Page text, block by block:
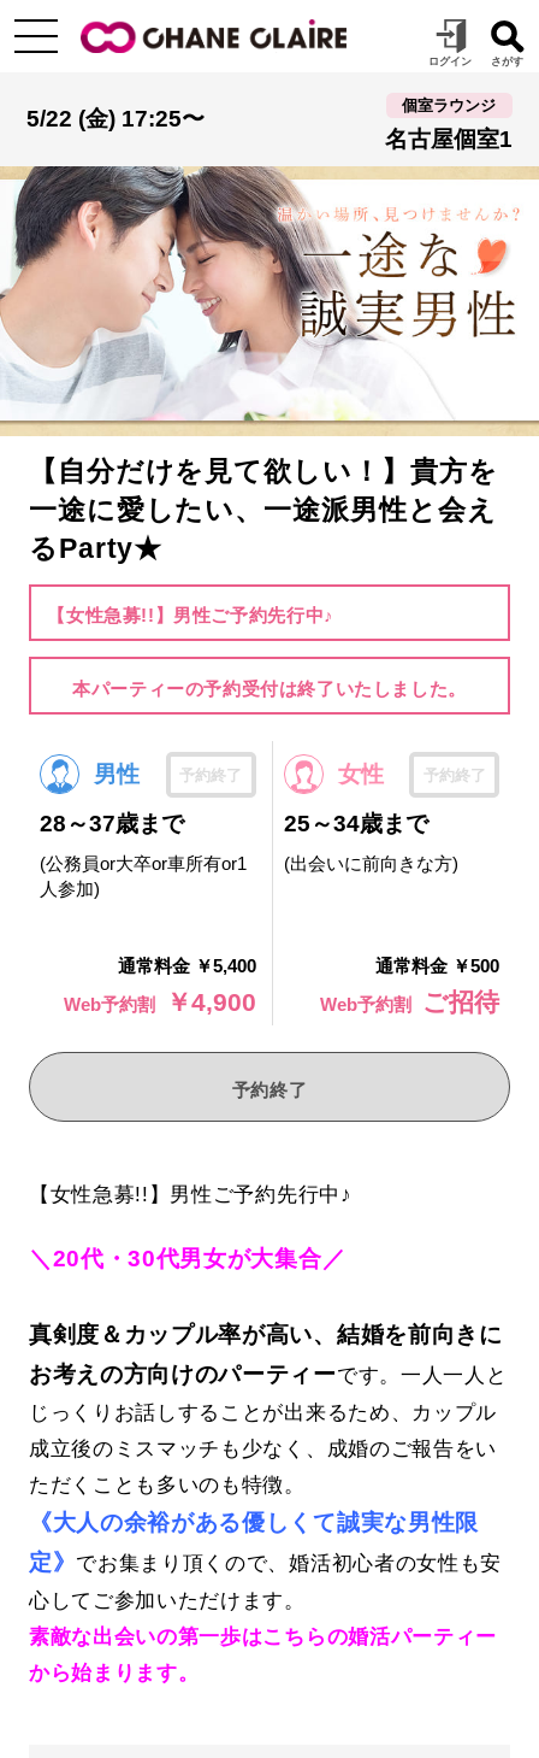
5/22 (金) 17:25〜
個室ラウンジ
名古屋個室1
【自分だけを見て欲しい！】貴方を
一途に愛したい、一途派男性と会え
るParty★
【女性急募!!】男性ご予約先行中♪
本パーティーの予約受付は終了いたしました。
男性 予約終了
28～37歳まで
(公務員or大卒or車所有or1
人参加)
通常料金 ￥5,400
Web予約割
￥4,900
女性 予約終了
25～34歳まで
(出会いに前向きな方)
通常料金 ￥500
Web予約割
ご招待
予約終了
【女性急募!!】男性ご予約先行中♪
＼20代・30代男女が大集合／
真剣度＆カップル率が高い、結婚を前向きに
お考えの方向けのパーティーです。一人一人と
じっくりお話しすることが出来るため、カップル
成立後のミスマッチも少なく、成婚のご報告をい
ただくことも多いのも特徴。
《大人の余裕がある優しくて誠実な男性限
定》 でお集まり頂くので、婚活初心者の女性も安
心してご参加いただけます。
素敵な出会いの第一歩はこちらの婚活パーティー
から始まります。